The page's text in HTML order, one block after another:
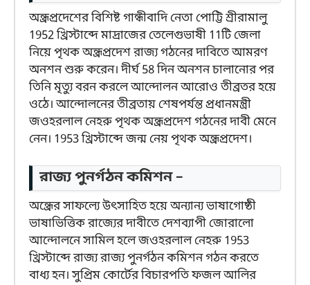
অন্ধ্রপ্রদেশের বিশিষ্ট গান্ধীবাদি নেতা পোট্টি শ্রীরামালু
1952 খ্রিস্টাব্দে মাদ্রাজের তেলেগুভাষী 11টি জেলা
নিয়ে পৃথক অন্ধ্রপ্রদেশ রাজ্য গঠনের দাবিতে আমরণ
অনশন শুরু করেন। দীর্ঘ 58 দিন অনশন চালানোর পর
তিনি মৃত্যু বরন করলে আন্দোলন আরোও তীব্রতর হয়ে
ওঠে। আন্দোলনের তীব্রতায় শেষপর্যন্ত প্রধানমন্ত্রী
জওহরলাল নেহরু পৃথক অন্ধ্রপ্রদেশ গঠনের দাবী মেনে
নেন। 1953 খ্রিস্টাব্দে জন্ম নেয় পৃথক অন্ধ্রপ্রদেশ।
রাজ্য পুনর্গঠন কমিশন –
অন্ধ্রের সাফল্যে উৎসাহিত হয়ে অন্যান্য ভাষাগোষ্ঠী
ভাষাভিত্তিক রাজ্যের দাবীতে দেশব্যাপী জোরালো
আন্দোলনে সামিল হলে জওহরলাল নেহরু 1953
খ্রিস্টাব্দে রাজ্য রাজ্য পুনর্গঠন কমিশন গঠন করতে
বাধ্য হন। সুপ্রিম কোর্টের বিচারপতি ফজল আলির